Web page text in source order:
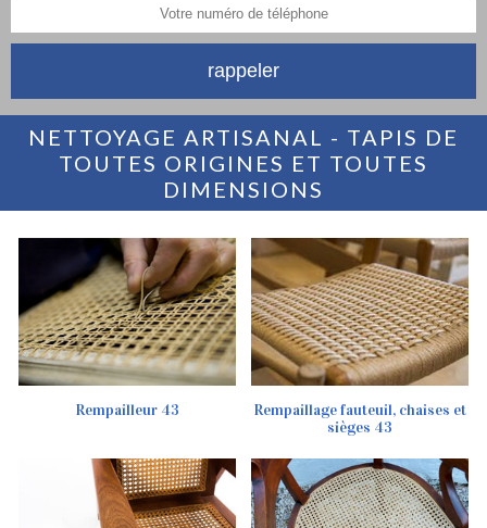
NETTOYAGE ARTISANAL - TAPIS DE
TOUTES ORIGINES ET TOUTES
DIMENSIONS
Rempailleur 43
Rempaillage fauteuil, chaises et
sièges 43